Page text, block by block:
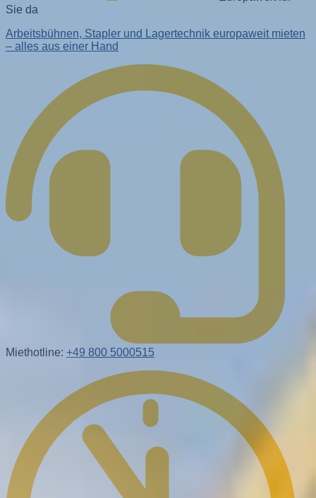
Sie da
Arbeitsbühnen, Stapler und Lagertechnik europaweit mieten
– alles aus einer Hand
Miethotline: +49 800 5000515